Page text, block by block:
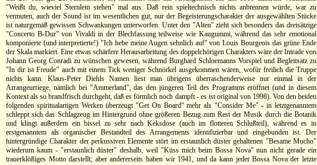
"Weißt du, wieviel Sternlein stehen" mal aus. Daß rein spieltechnisch nichts anbrennen würde, war zu
vermuten, auch der Sound ist im wesentlichen gut, nur der Begeisterungscharakter der ausgewählten Stücke
ist naturgemäß gewissen Schwankungen unterworfen. Unter den "Alten" zieht sich besonders das dreisätzige
"Concerto B-Dur" von Vivaldi in der Blechfassung teilweise wie Kaugummi, während das sehr emotional
komponierte (und interpretierte!) "Ich hebe meine Augen sehnlich auf" von Louis Bourgeois das grüne Ende
der Skala markiert. Eine etwas schärfere Herausarbeitung des doppelchörigen Charakters wäre der Intrade von
Johann Georg Conradi zu wünschen gewesen, während Burghard Schloemanns Vorspiel und Begleitsatz zu
"In dir ist Freude" auch mit einem Tick weniger Schnörkel ausgekommen wären, wofür freilich die Truppe
nichts kann. Klaus-Peter Diehls Namen liest man übrigens überraschenderweise nur einmal in der
Arrangeurriege, nämlich bei "Ammerland", das den jüngeren Teil des Programms eröffnet (und in diesem
Kontext als so brandfrisch durchgeht, daß es förmlich noch dampft - es ist original von 1998). Von den beiden
folgenden spiritualartigen Werken überzeugt "Get On Board" mehr als "Consider Me" - in letztgenanntem
schleppt sich das Schlagzeug im Hintergrund ohne größeren Bezug zum Rest der Musik durch die Botanik
und klingt außerdem ein bissel zu sehr nach Keksdose (auch im flotteren Schlußteil), während es in
erstgenanntem als organischer Bestandteil des Arrangements identifizierbar und eingebunden ist. Der
hintergründige Charakter der perkussiven Elemente stört im erstaunlich düster gehaltenen "Besame Mucho"
wiederum kaum - "erstaunlich düster" deshalb, weil "Küss mich beim Bossa Nova" nun nicht gerade ein
trauerklößiges Motto darstellt; aber andererseits haben wir 1941, und da kann jeder Bossa Nova der letzte